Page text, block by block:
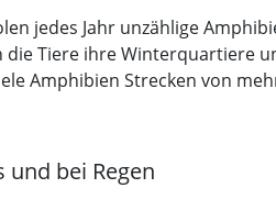
jedes Jahr unzählige
Tiere ihre Winterquartiere
Amphibien Strecken von
bei Regen